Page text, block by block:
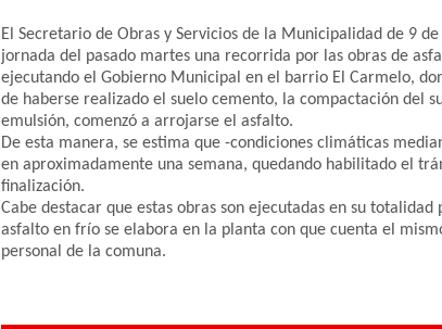
El Secretario de Obras y Servicios de la Municipalidad de 9
jornada del pasado martes una recorrida por las obras de
ejecutando el Gobierno Municipal en el barrio El Carmelo,
de haberse realizado el suelo cemento, la compactación del
emulsión, comenzó a arrojarse el asfalto.
De esta manera, se estima que -condiciones climáticas
en aproximadamente una semana, quedando habilitado el
finalización.
Cabe destacar que estas obras son ejecutadas en su totalidad
asfalto en frío se elabora en la planta con que cuenta el
personal de la comuna.